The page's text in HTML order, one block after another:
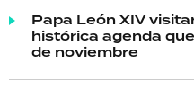
Papa León XIV
histórica agenda
de noviembre